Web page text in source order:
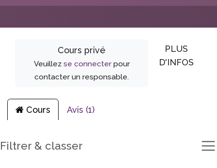
Cours privé
Veuillez se connecterpour
contacter un responsable.
PLUS
D'INFOS
Cours Avis (1)
Filtrer & classer